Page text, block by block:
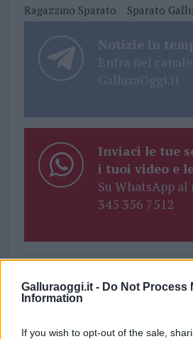
Galluraoggi.it - Do Not Process
Information
If you wish to opt-out of the sale,
Ragazzino Sparato
Sparato
Notizie in
Entra nel
GalluraOggi.it
Inviaci le tue
i tuoi video e
Su WhatsApp al
345 356 7512
Ricevi le nostre
Google News